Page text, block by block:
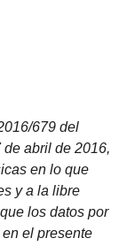
679 del
abril de 2016,
en lo que
y a la libre
los datos por
el presente